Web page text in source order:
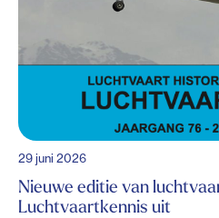
29 juni 2026
Nieuwe editie van
Luchtvaartkennis uit